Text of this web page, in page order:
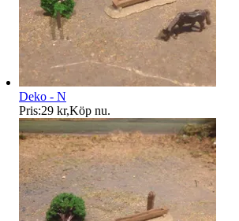
Deko - N
Pris:29 kr,Köp nu.